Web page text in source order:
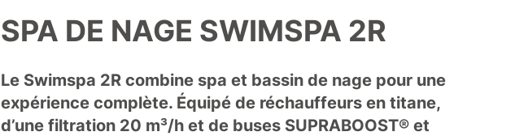
SPA DE NAGE SWIMSPA 2R
Le Swimspa 2R combine spa et bassin de nage pour une
expérience complète. Équipé de réchauffeurs en titane,
d’une filtration 20 m³/h et de buses SUPRABOOST® et